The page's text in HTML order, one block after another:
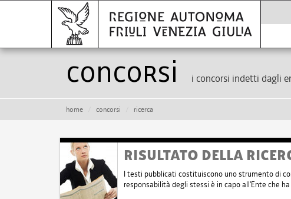
Concorsi i concorsi indetti dagli
home concorsi ricerca
RISULTATO DELLA
I testi pubblicati costituiscono uno strumento di
responsabilità degli stessi è in capo all'Ente che